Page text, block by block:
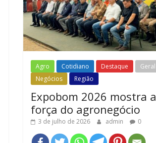
Agro Cotidiano Destaque
Geral
Negócios
Região
Expobom 2026 mostra a
força do agronegócio
3 de julho de 2026 admin 0